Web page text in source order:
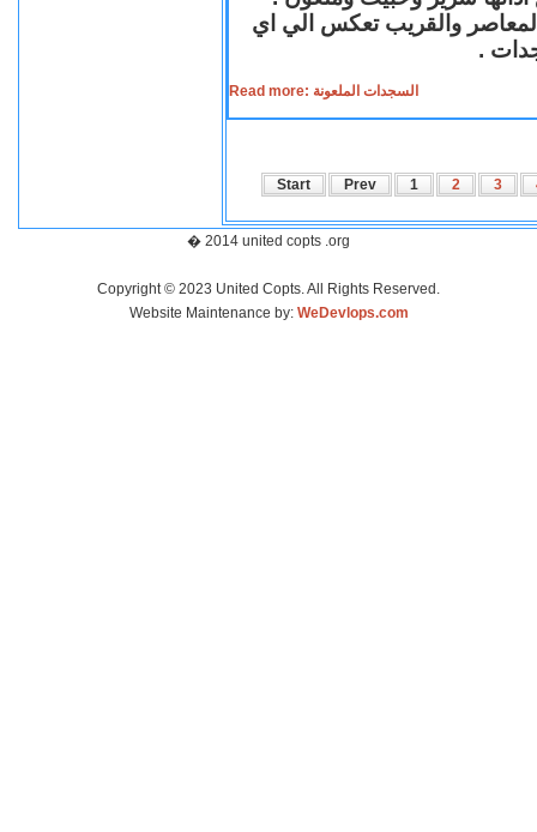
المعاصر والقريب تعكس الي اي
.
Read more: السجدات الملعونة
Start Prev 1 2 3
� 2014 united copts .org
Copyright © 2023 United Copts. All Rights Reserved.
Website Maintenance by: WeDevlops.com